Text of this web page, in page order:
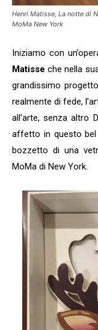
Henri Matisse, La notte di
MoMa New York
Iniziamo con
Matisse che nella
grandissimo
realmente di fede,
all’arte, senza altro
affetto in questo bel
bozzetto di una
MoMa di New York.